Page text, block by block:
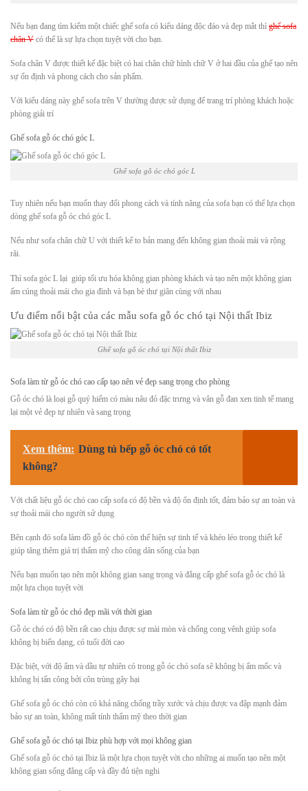
Nếu bạn đang tìm kiếm một chiếc ghế sofa có kiểu dáng độc đáo và đẹp mắt thì ghế sofa
chân V có thể là sự lựa chọn tuyệt vời cho bạn.
Sofa chân V được thiết kế đặc biệt có hai chân chữ hình chữ V ở hai đầu của ghế tạo nên
sự ổn định và phong cách cho sản phẩm.
Với kiểu dáng này ghế sofa trên V thường được sử dụng để trang trí phòng khách hoặc
phòng giải trí
Ghế sofa gỗ óc chó góc L
Ghế sofa gỗ óc chó góc L
Tuy nhiên nếu bạn muốn thay đổi phong cách và tính năng của sofa bạn có thể lựa chọn
dòng ghế sofa gỗ óc chó góc L
Nếu như sofa chân chữ U với thiết kế to bản mang đến không gian thoải mái và rộng
rãi.
Thì sofa góc L lại giúp tối ưu hóa không gian phòng khách và tạo nên một không gian
ấm cúng thoải mái cho gia đình và bạn bè thư giãn cùng với nhau
Ưu điểm nổi bật của các mẫu sofa gỗ óc chó tại Nội thất Ibiz
Ghế sofa gỗ óc chó tại Nội thất Ibiz
Sofa làm từ gỗ óc chó cao cấp tạo nên vẻ đẹp sang trọng cho phòng
Gỗ óc chó là loại gỗ quý hiếm có màu nâu đỏ đặc trưng và vân gỗ đan xen tinh tế mang
lại một vẻ đẹp tự nhiên và sang trọng
Xem thêm: Dùng tủ bếp gỗ óc chó có tốt
không?
Với chất liệu gỗ óc chó cao cấp sofa có độ bền và độ ổn định tốt, đảm bảo sự an toàn và
sự thoải mái cho người sử dụng
Bên cạnh đó sofa làm đồ gỗ óc chó còn thể hiện sự tinh tế và khéo léo trong thiết kế
giúp tăng thêm giá trị thẩm mỹ cho công dân sống của bạn
Nếu bạn muốn tạo nên một không gian sang trọng và đẳng cấp ghế sofa gỗ óc chó là
một lựa chọn tuyệt vời
Sofa làm từ gỗ óc chó đẹp mãi với thời gian
Gỗ óc chó có độ bền rất cao chịu được sự mài mòn và chống cong vênh giúp sofa
không bị biến dạng, có tuổi đời cao
Đặc biệt, với độ ẩm và dầu tự nhiên có trong gỗ óc chó sofa sẽ không bị ẩm mốc và
không bị tấn công bởi côn trùng gây hại
Ghế sofa gỗ óc chó còn có khả năng chống trầy xước và chịu được va đập mạnh đảm
bảo sự an toàn, không mất tính thẩm mỹ theo thời gian
Ghế sofa gỗ óc chó tại Ibiz phù hợp với mọi không gian
Ghế sofa gỗ óc chó tại Ibiz là một lựa chọn tuyệt vời cho những ai muốn tạo nên một
không gian sống đẳng cấp và đầy đủ tiện nghi